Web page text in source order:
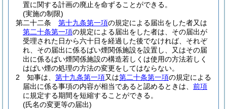
置に関する計画の廃止を命ずることができる。
(実施の制限)
第二十二条
第十九条第一項の規定による届出をした者又は
第二十条第一項の規定による届出をした者は、その届出が
受理された日から六十日を経過した後でなければ、それぞ
れ、その届出に係るばい煙関係施設を設置し、又はその届
出に係るばい煙関係施設の構造若しくは使用の方法若しく
はばい煙の処理の方法の変更をしてはならない。
2
知事は、 第十九条第一項又は第二十条第一項の規定による
届出に係る事項の内容が相当であると認めるときは、 前項
に規定する期間を短縮することができる。
(氏名の変更等の届出)